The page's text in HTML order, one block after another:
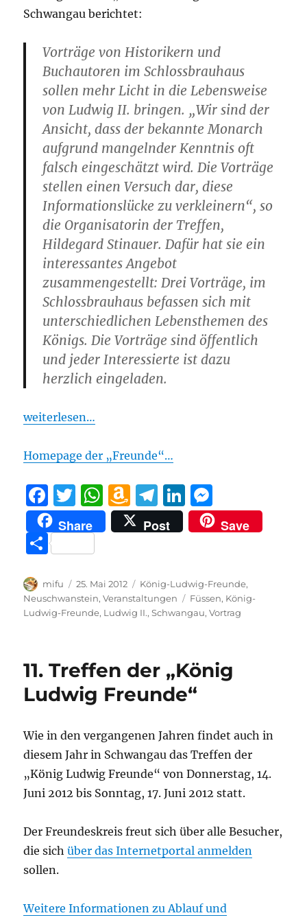
Schwangau berichtet:
Vorträge von Historikern und
Buchautoren im Schlossbrauhaus
sollen mehr Licht in die Lebensweise
von Ludwig II. bringen. „Wir sind der
Ansicht, dass der bekannte Monarch
aufgrund mangelnder Kenntnis oft
falsch eingeschätzt wird. Die Vorträge
stellen einen Versuch dar, diese
Informationslücke zu verkleinern“, so
die Organisatorin der Treffen,
Hildegard Stinauer. Dafür hat sie ein
interessantes Angebot
zusammengestellt: Drei Vorträge, im
Schlossbrauhaus befassen sich mit
unterschiedlichen Lebensthemen des
Königs. Die Vorträge sind öffentlich
und jeder Interessierte ist dazu
herzlich eingeladen.
weiterlesen…
Homepage der „Freunde“…
F
a
c
e
b
o
o
T
w
it
te
r
W
h
at
A
p
A
m
a
o
n
W
h
Li
T
el
e
r
a
Li
n
k
d
I
n
e
ss
n
g
Share Post Save
T
le
n
Autor
mifu
Veröffentlicht
am
25. Mai 2012 Kategorien
König-Ludwig-Freunde,
Neuschwanstein,Veranstaltungen Schlagwörter
Füssen, König-
Ludwig-Freunde, Ludwig II.,Schwangau,Vortrag
11. Treffen der „König
Ludwig Freunde“
Wie in den vergangenen Jahren findet auch in
diesem Jahr in Schwangau das Treffen der
„König Ludwig Freunde“ von Donnerstag, 14.
Juni 2012 bis Sonntag, 17. Juni 2012 statt.
Der Freundeskreis freut sich über alle Besucher,
die sichüber das Internetportal anmelden
sollen.
Weitere Informationen zu Ablauf und